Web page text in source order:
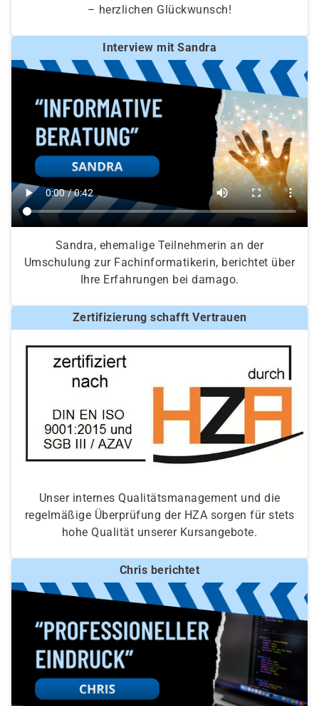
– herzlichen Glückwunsch!
Interview mit Sandra
Sandra, ehemalige Teilnehmerin an der
Umschulung zur Fachinformatikerin, berichtet über
Ihre Erfahrungen bei damago.
Zertifizierung schafft Vertrauen
Unser internes Qualitätsmanagement und die
regelmäßige Überprüfung der HZA sorgen für stets
hohe Qualität unserer Kursangebote.
Chris berichtet